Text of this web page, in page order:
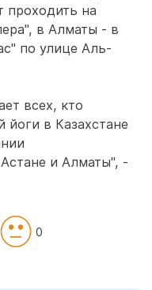
проходить на
в Алматы - в
по улице Аль-
всех, кто
йоги в Казахстане
и Алматы", -
0